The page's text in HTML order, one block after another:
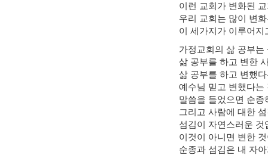
이런 교회가 변화된
우리 교회는 많이 변
이 세가지가 이루어지
가정교회의 삶 공부
삶 공부를 하고 변한
삶 공부를 하고 변했
예수님 믿고 변했다
말씀을 들었으면 순
그리고 사람에 대한
섬김이 자연스러운 것
이것이 아니면 변한
순종과 섬김은 내 자